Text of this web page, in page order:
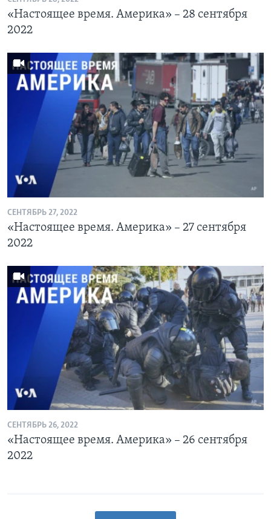
«Настоящее время. Америка» – 28 сентября
2022
СЕНТЯБРЬ 27, 2022
«Настоящее время. Америка» – 27 сентября
2022
СЕНТЯБРЬ 26, 2022
«Настоящее время. Америка» – 26 сентября
2022